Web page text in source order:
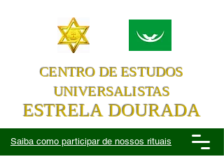
Saiba como participar de nossos rituais
CENTRO DE ESTUDOS
UNIVERSALISTAS
ESTRELA DOURADA